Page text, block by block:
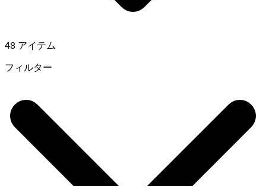
48 アイテム
フィルター